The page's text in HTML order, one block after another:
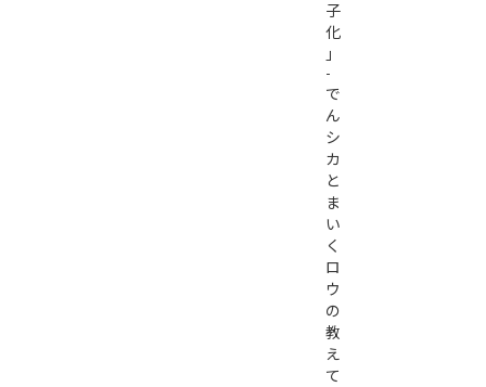
子
化
」
-
で
ん
シ
カ
と
ま
い
く
ロ
ウ
の
教
え
て